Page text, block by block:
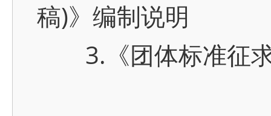
稿)》编制说明
3.《团体标准征